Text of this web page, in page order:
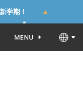
学期！
MENU